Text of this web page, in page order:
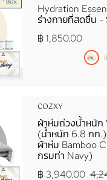
Hydration
ร่างกายที่สดชื่น -
฿ 1,850.00
COZXY
ผ้าห่มถ่วงน้ำหนัก
(น้ำหนัก 6.8 กก
ผ้าห่ม Bamboo
กรมท่า Navy)
฿ 3,940.00